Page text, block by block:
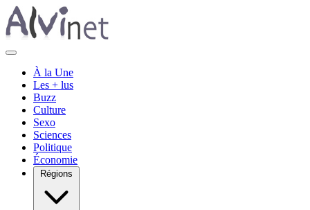
À la Une
Les + lus
Buzz
Culture
Sexo
Sciences
Politique
Économie
Régions